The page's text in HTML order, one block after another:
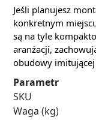
Jeśli planujesz
konkretnym
są na tyle
aranżacji,
obudowy
Parametr
SKU
Waga (kg)